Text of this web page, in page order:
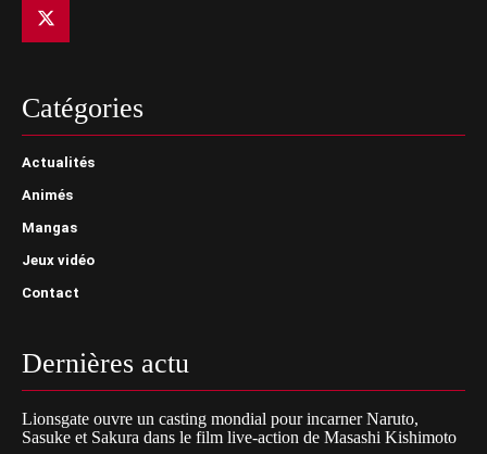
Catégories
Actualités
Animés
Mangas
Jeux vidéo
Contact
Dernières actu
Lionsgate ouvre un casting mondial pour incarner Naruto,
Sasuke et Sakura dans le film live-action de Masashi Kishimoto